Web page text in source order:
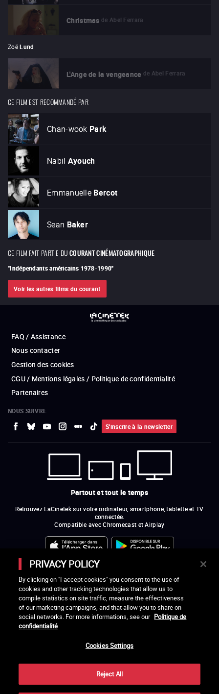
Christmas de Abel Ferrara
Zoë Lund
L'Ange de la vengeance de Abel Ferrara
CE FILM EST RECOMMANDÉ PAR
Chan-wook Park
Nabil Ayouch
Emmanuelle Bercot
Sean Baker
CE FILM FAIT PARTIE DUCOURANT CINÉMATOGRAPHIQUE
"Indépendants américains 1978-1990"
Voir les autres films du courant
FAQ / Assistance
Nous contacter
Gestion des cookies
CGU / Mentions légales / Politique de confidentialité
Partenaires
NOUS SUIVRE
S'inscrire à la newsletter
Partout et tout le temps
Retrouvez LaCinetek sur votre ordinateur, smartphone, tablette et TV
connectée.
Compatible avec Chromecast et Airplay
MEMBRES FONDATEURS
Pascale Ferran, Cédric Klapisch, Laurent Cantet (réalisateurs
Rocca.
LES RÉALISATEURS ET RÉALISATRICES MEMBRES DE L'ASSOCIATION
LA CINÉMATHÈQUE DES CINÉASTES
Olivier Assayas, Bertrand Bonello, Michel Hazanavicius (représentant de
PRIVACY POLICY
By clicking on "I accept cookies" you consent to the use of
cookies and other tracking technologies that allow us to
compile statistics on site traffic, measure the effectiveness
of our marketing campaigns, and that allow you to share on
social networks. For more informations, see our Politique de
confidentialité
Cookies Settings
Reject All